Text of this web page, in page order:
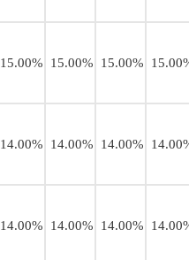
15.00% 15.00% 15.00%
14.00% 14.00% 14.00%
14.00% 14.00% 14.00%